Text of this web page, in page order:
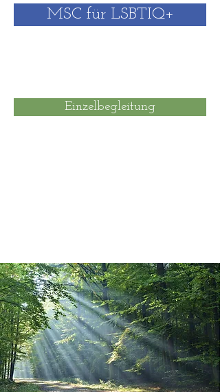
MSC für LSBTIQ+
Einzelbegleitung